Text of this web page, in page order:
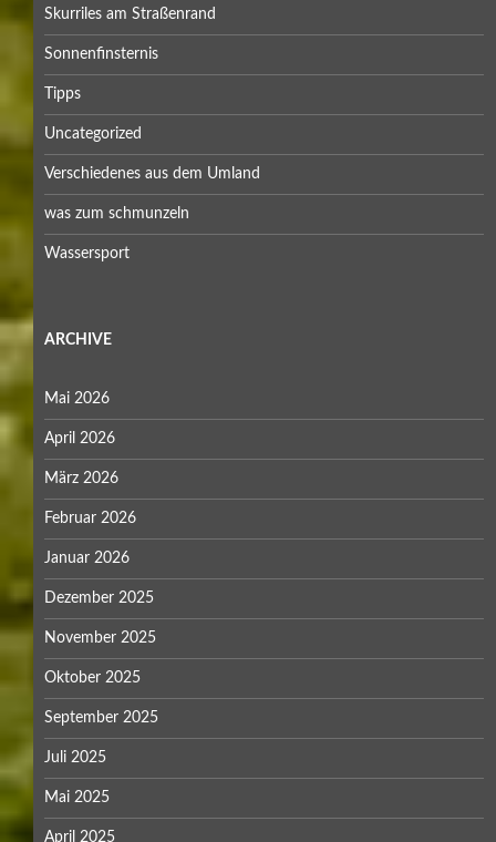
Skurriles am Straßenrand
Sonnenfinsternis
Tipps
Uncategorized
Verschiedenes aus dem Umland
was zum schmunzeln
Wassersport
ARCHIVE
Mai 2026
April 2026
März 2026
Februar 2026
Januar 2026
Dezember 2025
November 2025
Oktober 2025
September 2025
Juli 2025
Mai 2025
April 2025